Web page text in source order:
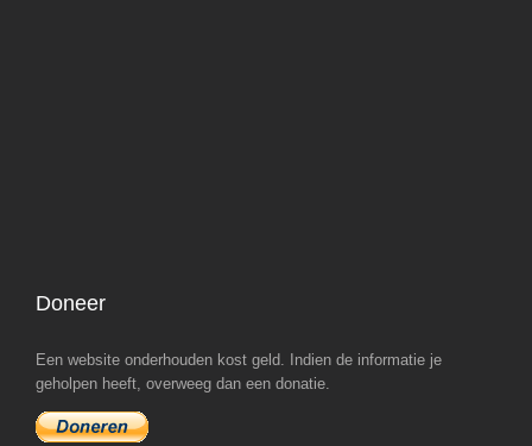
Doneer
Een website onderhouden kost geld. Indien de informatie je
geholpen heeft, overweeg dan een donatie.